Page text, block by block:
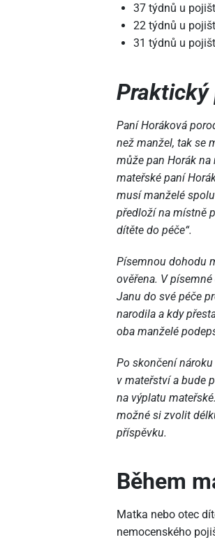
37 týdnů u
22 týdnů u
31 týdnů u
Praktický
Paní Horáková
než manžel, tak se
může pan Horák
mateřské paní
musí manželé
předloží na místně
dítěte do péče“.
Písemnou dohodu
ověřena. V
Janu do své péče
narodila a kdy
oba manželé
Po skončení
v mateřství a bude
na výplatu
možné si zvolit
příspěvku.
Během
Matka nebo otec
nemocenského